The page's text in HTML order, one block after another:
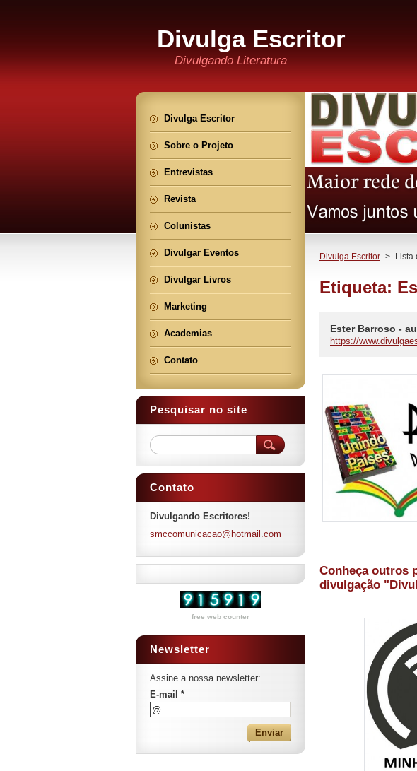
Divulga Escritor
Divulgando Literatura
Divulga Escritor >
Etiqueta:
Ester Barroso -
https://
Conheça outros
divulgação
Divulga Escritor
Sobre o Projeto
Entrevistas
Revista
Colunistas
Divulgar Eventos
Divulgar Livros
Marketing
Academias
Contato
Pesquisar no site
Contato
Divulgando Escritores!
smccomunicacao@hotmail.com
free web counter
Newsletter
Assine a nossa newsletter:
E-mail *